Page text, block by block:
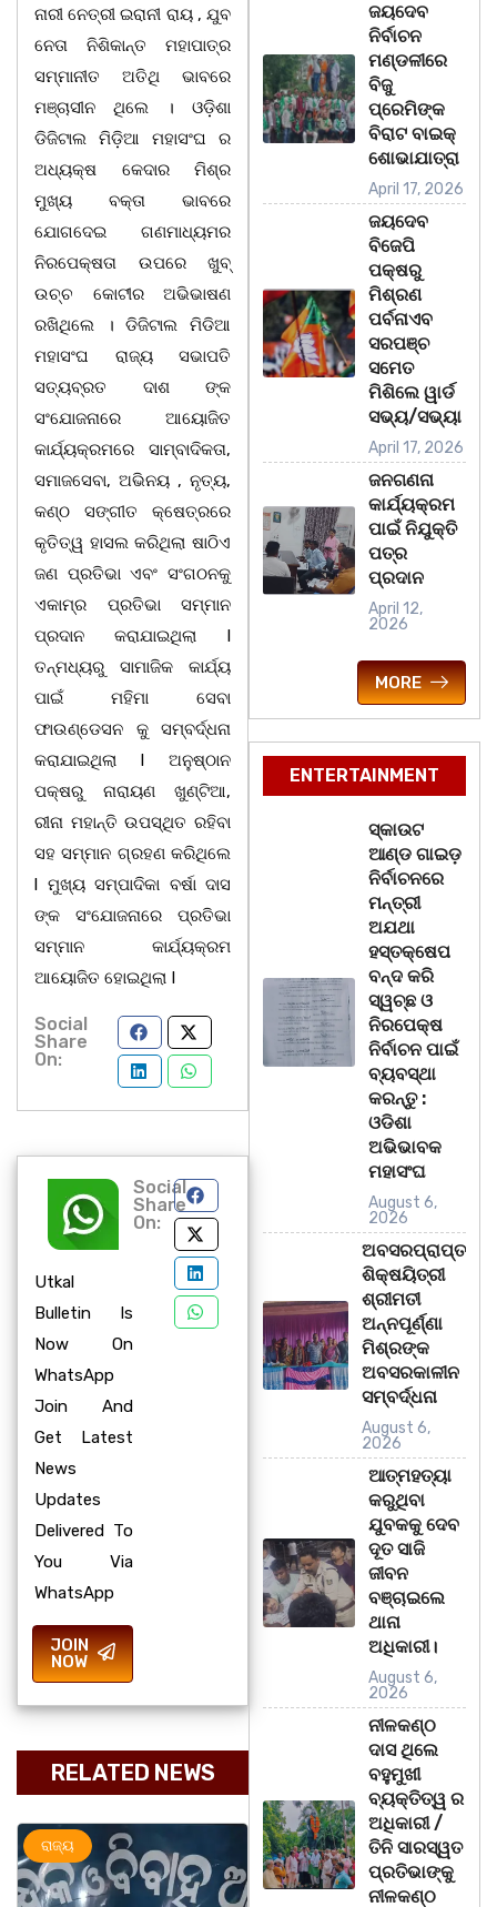
ନାରୀ ନେତ୍ରୀ ଇରାନୀ ରାୟ , ଯୁବ
ନେତା ନିଶିକାନ୍ତ ମହାପାତ୍ର
ସମ୍ମାନୀତ ଅତିଥି ଭାବରେ
ମଞ୍ଚାସୀନ ଥିଲେ । ଓଡ଼ିଶା
ଡିଜିଟାଲ ମିଡ଼ିଆ ମହାସଂଘ ର
ଅଧ୍ୟକ୍ଷ କେଦାର ମିଶ୍ର
ମୁଖ୍ୟ ବକ୍ତା ଭାବରେ
ଯୋଗଦେଇ ଗଣମାଧ୍ୟମର
ନିରପେକ୍ଷତା ଉପରେ ଖୁବ୍
ଉଚ୍ଚ କୋଟୀର ଅଭିଭାଷଣ
ରଖିଥିଲେ । ଡିଜିଟାଲ ମିଡିଆ
ମହାସଂଘ ରାଜ୍ୟ ସଭାପତି
ସତ୍ୟବ୍ରତ ଦାଶ ଙ୍କ
ସଂଯୋଜନାରେ ଆୟୋଜିତ
କାର୍ଯ୍ୟକ୍ରମରେ ସାମ୍ବାଦିକତା,
ସମାଜସେବା, ଅଭିନୟ , ନୃତ୍ୟ,
କଣ୍ଠ ସଙ୍ଗୀତ କ୍ଷେତ୍ରରେ
କୃତିତ୍ୱ ହାସଲ କରିଥିଲା ଷାଠିଏ
ଜଣ ପ୍ରତିଭା ଏବଂ ସଂଗଠନକୁ
ଏକାମ୍ର ପ୍ରତିଭା ସମ୍ମାନ
ପ୍ରଦାନ କରାଯାଇଥିଲା I
ତନ୍ମଧ୍ୟରୁ ସାମାଜିକ କାର୍ଯ୍ୟ
ପାଇଁ ମହିମା ସେବା
ଫାଉଣ୍ଡେସନ କୁ ସମ୍ବର୍ଦ୍ଧନା
କରାଯାଇଥିଲା l ଅନୁଷ୍ଠାନ
ପକ୍ଷରୁ ନାରାୟଣ ଖୁଣ୍ଟିଆ,
ରୀନା ମହାନ୍ତି ଉପସ୍ଥିତ ରହିବା
ସହ ସମ୍ମାନ ଗ୍ରହଣ କରିଥିଲେ
l ମୁଖ୍ୟ ସମ୍ପାଦିକା ବର୍ଷା ଦାସ
ଙ୍କ ସଂଯୋଜନାରେ ପ୍ରତିଭା
ସମ୍ମାନ କାର୍ଯ୍ୟକ୍ରମ
ଆୟୋଜିତ ହୋଇଥିଲା I
Social
Share
On:
Utkal
Bulletin Is
Now On
WhatsApp
Join And
Get Latest
News
Updates
Delivered To
You Via
WhatsApp
JOIN
NOW
Social
Share
On:
RELATED NEWS
ରାଜ୍ୟ ଅପରାଧ ରାଜ୍ୟ
ଜୟଦେବ
ନିର୍ବାଚନ
ମଣ୍ଡଳୀରେ
ବିଜୁ
ପ୍ରେମିଙ୍କ
ବିରାଟ ବାଇକ୍
ଶୋଭାଯାତ୍ରା
April 17, 2026
ଜୟଦେବ
ବିଜେପି
ପକ୍ଷରୁ
ମିଶ୍ରଣ
ପର୍ବନାଏବ
ସରପଞ୍ଚ
ସମେତ
ମିଶିଲେ ୱାର୍ଡ
ସଭ୍ୟ/ସଭ୍ୟା
April 17, 2026
ଜନଗଣନା
କାର୍ଯ୍ୟକ୍ରମ
ପାଇଁ ନିଯୁକ୍ତି
ପତ୍ର
ପ୍ରଦାନ
April 12,
2026
MORE
ENTERTAINMENT
ସ୍କାଉଟ
ଆଣ୍ଡ ଗାଇଡ଼
ନିର୍ବାଚନରେ
ମନ୍ତ୍ରୀ
ଅଯଥା
ହସ୍ତକ୍ଷେପ
ବନ୍ଦ କରି
ସ୍ୱଚ୍ଛ ଓ
ନିରପେକ୍ଷ
ନିର୍ବାଚନ ପାଇଁ
ବ୍ୟବସ୍ଥା
କରନ୍ତୁ :
ଓଡିଶା
ଅଭିଭାବକ
ମହାସଂଘ
August 6,
2026
ଅବସରପ୍ରାପ୍ତ
ଶିକ୍ଷୟିତ୍ରୀ
ଶ୍ରୀମତୀ
ଅନ୍ନପୂର୍ଣ୍ଣା
ମିଶ୍ରଙ୍କ
ଅବସରକାଳୀନ
ସମ୍ବର୍ଦ୍ଧନା
August 6,
2026
ଆତ୍ମହତ୍ୟା
କରୁଥିବା
ଯୁବକକୁ ଦେବ
ଦୂତ ସାଜି
ଜୀବନ
ବଞ୍ଚାଇଲେ
ଥାନା
ଅଧିକାରୀ।
August 6,
2026
ନୀଳକଣ୍ଠ
ଦାସ ଥିଲେ
ବହୁମୁଖୀ
ବ୍ୟକ୍ତିତ୍ୱ ର
ଅଧିକାରୀ /
ତିନି ସାରସ୍ୱତ
ପ୍ରତିଭାଙ୍କୁ
ନୀଳକଣ୍ଠ